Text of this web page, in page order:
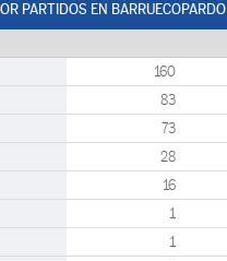
PARTIDOS EN BARRUECOPARDO
160
83
73
28
16
1
1